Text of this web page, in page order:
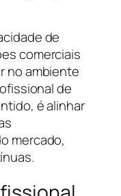
de
comerciais
no ambiente
de
é alinhar
mercado,